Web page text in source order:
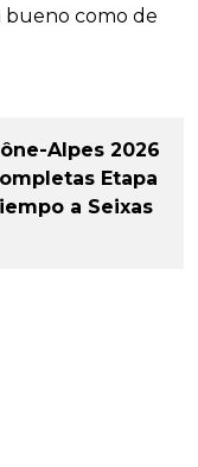
como de
Alpes 2026
Etapa
a Seixas